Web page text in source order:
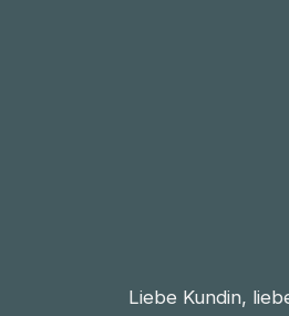
Liebe Kundin,